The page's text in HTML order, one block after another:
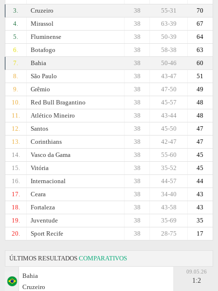
3.
Cruzeiro 70
55-31
38
4.
Mirassol 67
63-39
38
5.
Fluminense 64
50-39
38
6.
Botafogo 63
58-38
38
7.
Bahia 60
50-46
38
8.
São Paulo 51
43-47
38
9.
Grêmio 49
47-50
38
10.
Red Bull Bragantino 48
45-57
38
11.
Atlético Mineiro 48
43-44
38
12.
Santos 47
45-50
38
13.
Corinthians 47
42-47
38
14.
Vasco da Gama 45
55-60
38
15.
Vitória 45
35-52
38
16.
Internacional 44
44-57
38
17.
Ceara 43
34-40
38
18.
Fortaleza 43
43-58
38
19.
Juventude 35
35-69
38
20.
Sport Recife 17
28-75
38
ÚLTIMOS RESULTADOS COMPARATIVOS
Bahia
Cruzeiro
09.05.26
1:2